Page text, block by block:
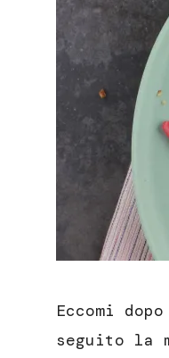
Eccomi
seguito la